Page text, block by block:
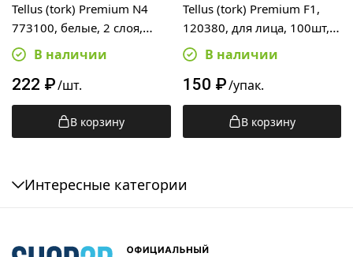
Tellus (tork) Premium N4
773100, белые, 2 слоя,
200штВ наличии
222 ₽/шт.
В корзину
Tellus (tork) Premium F1,
120380, для лица, 100шт, 2
слоя, белые
В наличии
150 ₽/упак.
В корзину
Интересные категории